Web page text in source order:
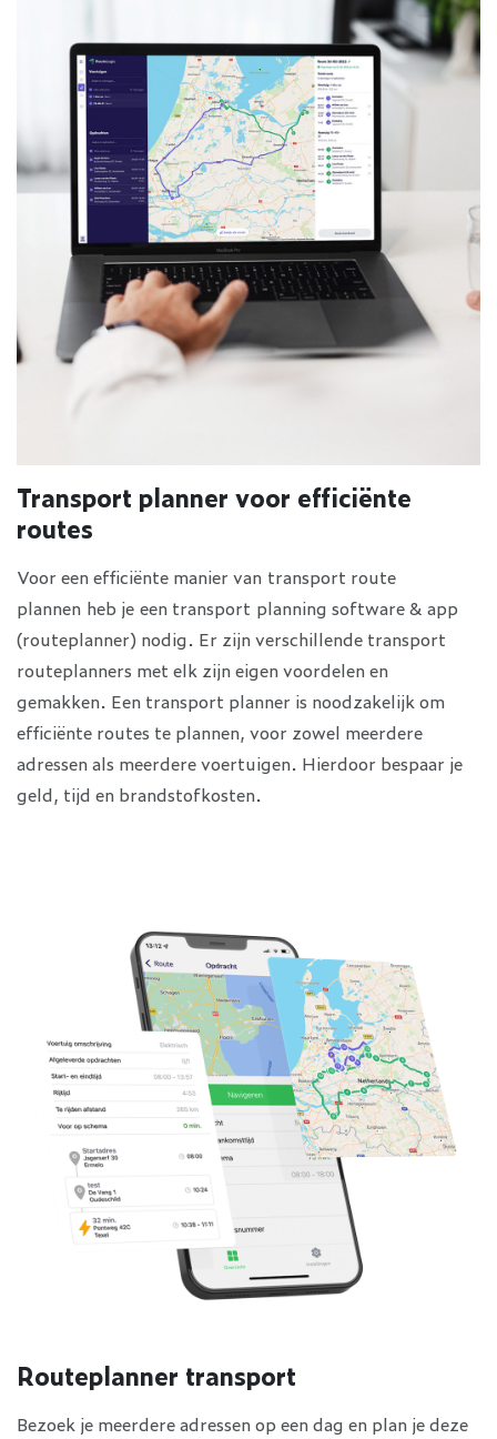
Transport planner voor efficiënte
routes
Voor een efficiënte manier van transport route
plannen heb je een transport planning software & app
(routeplanner) nodig. Er zijn verschillende transport
routeplanners met elk zijn eigen voordelen en
gemakken. Een transport planner is noodzakelijk om
efficiënte routes te plannen, voor zowel meerdere
adressen als meerdere voertuigen. Hierdoor bespaar je
geld, tijd en brandstofkosten.
Routeplanner transport
Bezoek je meerdere adressen op een dag en plan je deze